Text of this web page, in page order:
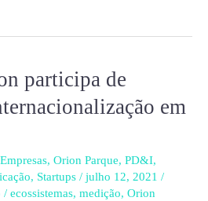
participa de
em
Empresas, Orion Parque, PD&I,
, Startups / julho 12, 2021 /
/ ecossistemas, medição, Orion